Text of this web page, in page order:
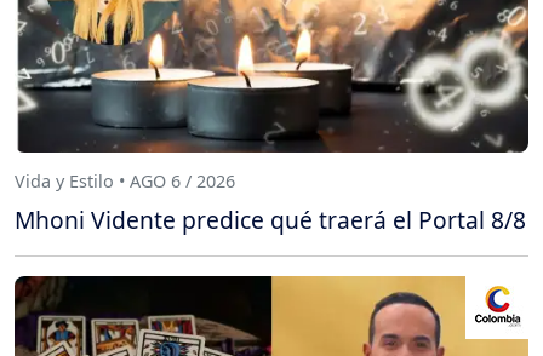
Vida y Estilo • AGO 6 / 2026
Mhoni Vidente predice qué traerá el Portal 8/8